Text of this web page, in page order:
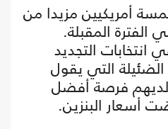
أمريكيين مزيدا من
الفترة المقبلة.
انتخابات التجديد
التي يقول
لديهم فرصة أفضل
أسعار البنزين.